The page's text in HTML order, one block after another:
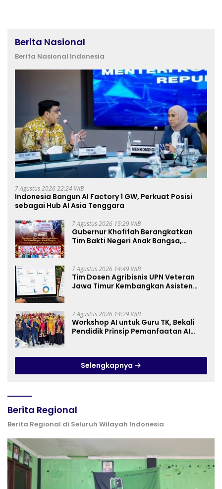
Berita Nasional
Berita Nasional Indonesia
7 Agustus 2026 22:24 WIB
Indonesia Bangun AI Factory 1 GW, Perkuat Posisi
sebagai Hub AI Asia Tenggara
7 Agustus 2026 15:29 WIB
Gubernur Khofifah Berangkatkan
Tim Bakti Negeri Anak Bangsa,
Kemerdekaan
7 Agustus 2026 14:49 WIB
Tim Dosen Agribisnis UPN Veteran
Jawa Timur Kembangkan Asisten
7 Agustus 2026 14:29 WIB
Workshop AI untuk Guru TK, Bekali
Pendidik Prinsip Pemanfaatan AI
Selengkapnya
Berita Regional
Berita Regional di Seluruh Wilayah Indonesia